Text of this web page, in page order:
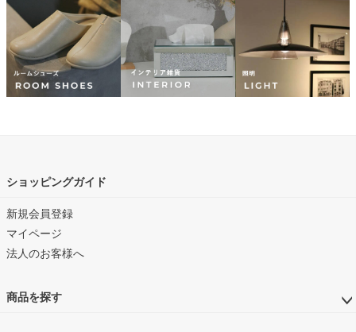
ショッピングガイド
新規会員登録
マイページ
法人のお客様へ
商品を探す